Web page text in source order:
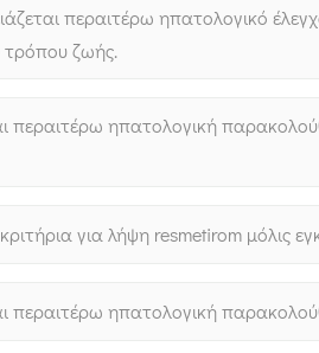
περαιτέρω ηπατολογικό
τρόπου ζωής.
περαιτέρω ηπατολογική
για λήψη resmetirom μόλις
περαιτέρω ηπατολογική